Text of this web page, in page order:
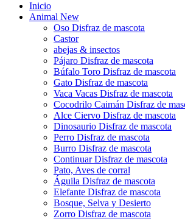
Inicio
Animal New
Oso Disfraz de mascota
Castor
abejas & insectos
Pájaro Disfraz de mascota
Búfalo Toro Disfraz de mascota
Gato Disfraz de mascota
Vaca Vacas Disfraz de mascota
Cocodrilo Caimán Disfraz de
Alce Ciervo Disfraz de mascota
Dinosaurio Disfraz de mascota
Perro Disfraz de mascota
Burro Disfraz de mascota
Continuar Disfraz de mascota
Pato, Aves de corral
Águila Disfraz de mascota
Elefante Disfraz de mascota
Bosque, Selva y Desierto
Zorro Disfraz de mascota